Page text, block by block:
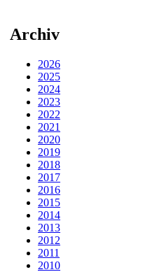
Archiv
2026
2025
2024
2023
2022
2021
2020
2019
2018
2017
2016
2015
2014
2013
2012
2011
2010